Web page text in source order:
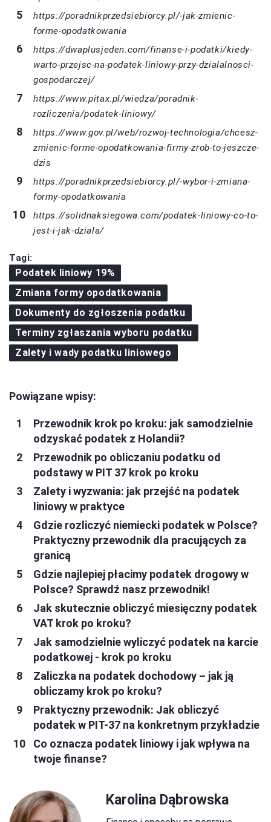
https://poradnikprzedsiebiorcy.pl/-jak-zmienic-
forme-opodatkowania
https://dwaplusjeden.com/finanse-i-podatki/kiedy-
warto-przejsc-na-podatek-liniowy-przy-dzialalnosci-
gospodarczej/
https://www.pitax.pl/wiedza/poradnik-
rozliczenia/podatek-liniowy/
https://www.gov.pl/web/rozwoj-technologia/chcesz-
zmienic-forme-opodatkowania-firmy-zrob-to-jeszcze-
dzis
https://poradnikprzedsiebiorcy.pl/-wybor-i-zmiana-
formy-opodatkowania
https://solidnaksiegowa.com/podatek-liniowy-co-to-
jest-i-jak-dziala/
Tagi:
Podatek liniowy 19%
Zmiana formy opodatkowania
Dokumenty do zgłoszenia podatku
Terminy zgłaszania wyboru podatku
Zalety i wady podatku liniowego
Powiązane wpisy:
Przewodnik krok po kroku: jak samodzielnie
odzyskać podatek z Holandii?
Przewodnik po obliczaniu podatku od
podstawy w PIT 37 krok po kroku
Zalety i wyzwania: jak przejść na podatek
liniowy w praktyce
Gdzie rozliczyć niemiecki podatek w Polsce?
Praktyczny przewodnik dla pracujących za
granicą
Gdzie najlepiej płacimy podatek drogowy w
Polsce? Sprawdź nasz przewodnik!
Jak skutecznie obliczyć miesięczny podatek
VAT krok po kroku?
Jak samodzielnie wyliczyć podatek na karcie
podatkowej - krok po kroku
Zaliczka na podatek dochodowy – jak ją
obliczamy krok po kroku?
Praktyczny przewodnik: Jak obliczyć
podatek w PIT-37 na konkretnym przykładzie
Co oznacza podatek liniowy i jak wpływa na
twoje finanse?
Karolina Dąbrowska